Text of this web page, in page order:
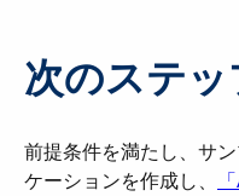
次のステッ
前提条件を満たし、サ
ケーションを作成し、​